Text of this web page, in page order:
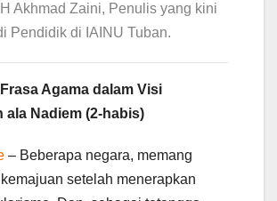
Akhmad Zaini, Penulis yang kini
Pendidik di IAINU Tuban.
Agama dalam Visi
ala Nadiem (2-habis)
– Beberapa negara, memang
setelah menerapkan